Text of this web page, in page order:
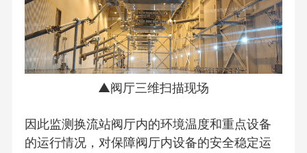
▲阀厅三维扫描现场
因此监测换流站阀厅内的环境温度和重点设备
的运行情况，对保障阀厅内设备的安全稳定运